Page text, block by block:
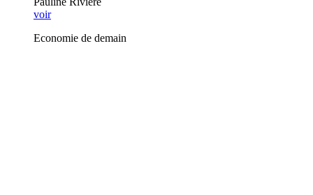
voir
Economie de demain